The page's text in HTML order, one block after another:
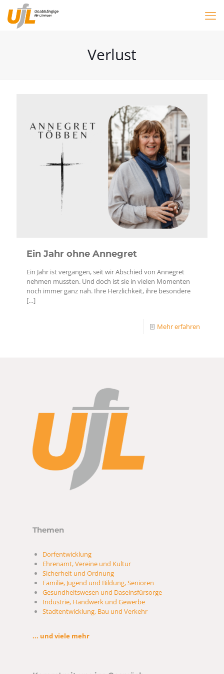
Verlust
Ein Jahr ohne Annegret
Ein Jahr ist vergangen, seit wir Abschied von Annegret
nehmen mussten. Und doch ist sie in vielen Momenten
noch immer ganz nah. Ihre Herzlichkeit, ihre besondere
[…]
Mehr erfahren
Themen
Dorfentwicklung
Ehrenamt, Vereine und Kultur
Sicherheit und Ordnung
Familie, Jugend und Bildung, Senioren
Gesundheitswesen und Daseinsfürsorge
Industrie, Handwerk und Gewerbe
Stadtentwicklung, Bau und Verkehr
... und viele mehr